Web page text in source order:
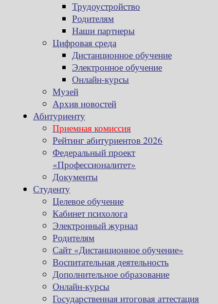
Трудоустройство
Родителям
Наши партнеры
Цифровая среда
Дистанционное обучение
Электронное обучение
Онлайн-курсы
Музей
Архив новостей
Абитуриенту
Приемная комиссия
Рейтинг абитуриентов 2026
Федеральный проект
«Профессионалитет»
Документы
Студенту
Целевое обучение
Кабинет психолога
Электронный журнал
Родителям
Сайт «Дистанционное обучение»
Воспитательная деятельность
Дополнительное образование
Онлайн-курсы
Государственная итоговая аттестация